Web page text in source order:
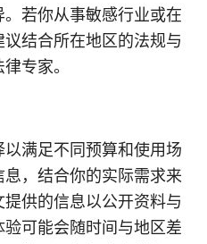
若你从事敏感行业或在
结合所在地区的法规与
专家。
满足不同预算和使用场
，结合你的实际需求来
供的信息以公开资料与
可能会随时间与地区差